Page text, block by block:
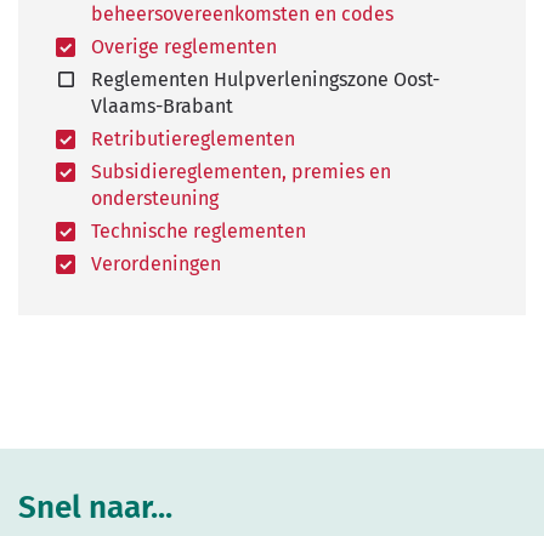
beheersovereenkomsten en codes
Overige reglementen
Reglementen Hulpverleningszone Oost-
Vlaams-Brabant
Retributiereglementen
Subsidiereglementen, premies en
ondersteuning
Technische reglementen
Verordeningen
Snel naar...